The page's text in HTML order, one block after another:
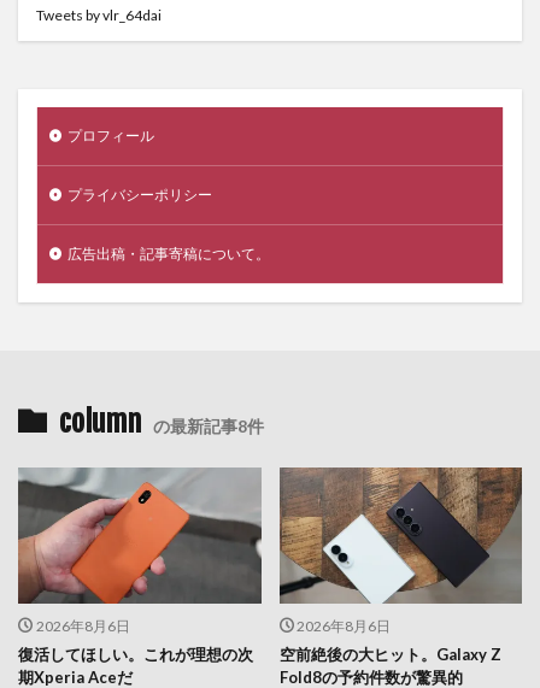
Tweets by vlr_64dai
プロフィール
プライバシーポリシー
広告出稿・記事寄稿について。
column の最新記事8件
2026年8月6日
復活してほしい。これが理想の次
期Xperia Aceだ
2026年8月6日
空前絶後の大ヒット。Galaxy Z
Fold8の予約件数が驚異的